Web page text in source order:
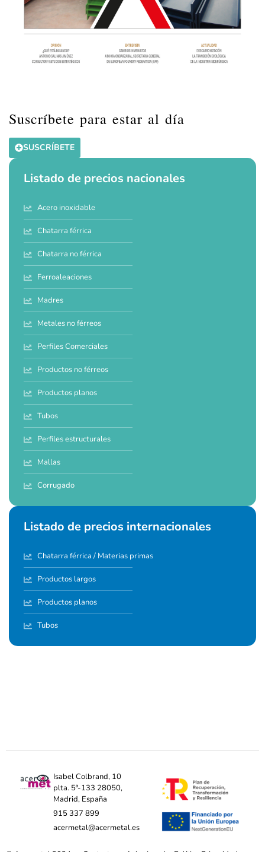
Suscríbete para estar al día
SUSCRÍBETE
Listado de precios nacionales
Acero inoxidable
Chatarra férrica
Chatarra no férrica
Ferroaleaciones
Madres
Metales no férreos
Perfiles Comerciales
Productos no férreos
Productos planos
Tubos
Perfiles estructurales
Mallas
Corrugado
Listado de precios internacionales
Chatarra férrica / Materias primas
Productos largos
Productos planos
Tubos
Isabel Colbrand, 10
plta. 5ª-133 28050,
Madrid, España
915 337 899
acermetal@acermetal.es